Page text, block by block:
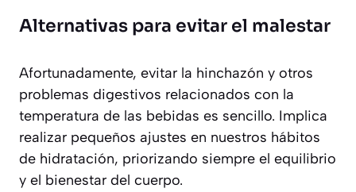
Alternativas para evitar el malestar
Afortunadamente, evitar la hinchazón y otros
problemas digestivos relacionados con la
temperatura de las bebidas es sencillo. Implica
realizar pequeños ajustes en nuestros hábitos
de hidratación, priorizando siempre el equilibrio
y el bienestar del cuerpo.